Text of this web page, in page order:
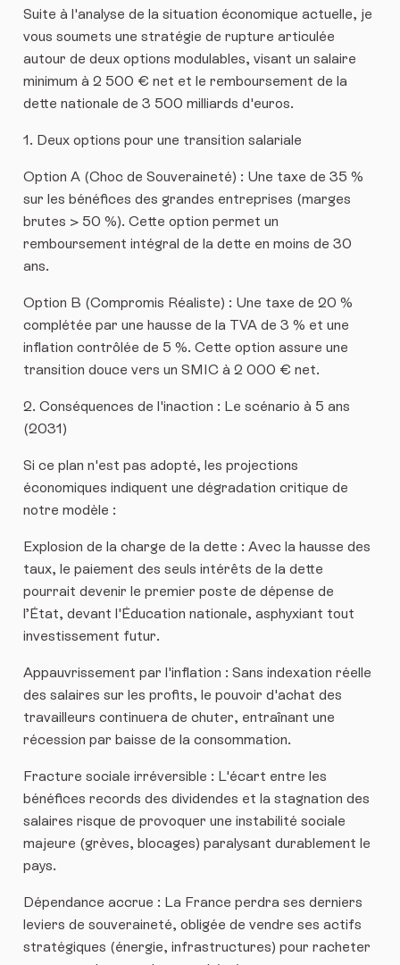
​Suite à l'analyse de la situation économique actuelle, je
vous soumets une stratégie de rupture articulée
autour de deux options modulables, visant un salaire
minimum à 2 500 € net et le remboursement de la
dette nationale de 3 500 milliards d'euros.
​1. Deux options pour une transition salariale
​Option A (Choc de Souveraineté) : Une taxe de 35 %
sur les bénéfices des grandes entreprises (marges
brutes > 50 %). Cette option permet un
remboursement intégral de la dette en moins de 30
ans.
​Option B (Compromis Réaliste) : Une taxe de 20 %
complétée par une hausse de la TVA de 3 % et une
inflation contrôlée de 5 %. Cette option assure une
transition douce vers un SMIC à 2 000 € net.
​2. Conséquences de l'inaction : Le scénario à 5 ans
(2031)
​Si ce plan n'est pas adopté, les projections
économiques indiquent une dégradation critique de
notre modèle :
​Explosion de la charge de la dette : Avec la hausse des
taux, le paiement des seuls intérêts de la dette
pourrait devenir le premier poste de dépense de
l’État, devant l'Éducation nationale, asphyxiant tout
investissement futur.
​Appauvrissement par l'inflation : Sans indexation réelle
des salaires sur les profits, le pouvoir d'achat des
travailleurs continuera de chuter, entraînant une
récession par baisse de la consommation.
​Fracture sociale irréversible : L'écart entre les
bénéfices records des dividendes et la stagnation des
salaires risque de provoquer une instabilité sociale
majeure (grèves, blocages) paralysant durablement le
pays.
​Dépendance accrue : La France perdra ses derniers
leviers de souveraineté, obligée de vendre ses actifs
stratégiques (énergie, infrastructures) pour racheter